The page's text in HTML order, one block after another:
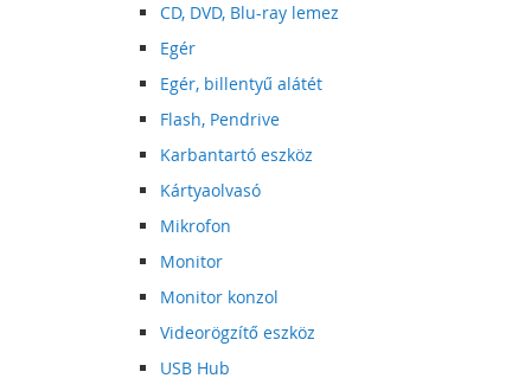
CD, DVD, Blu-ray lemez
Egér
Egér, billentyű alátét
Flash, Pendrive
Karbantartó eszköz
Kártyaolvasó
Mikrofon
Monitor
Monitor konzol
Videorögzítő eszköz
USB Hub